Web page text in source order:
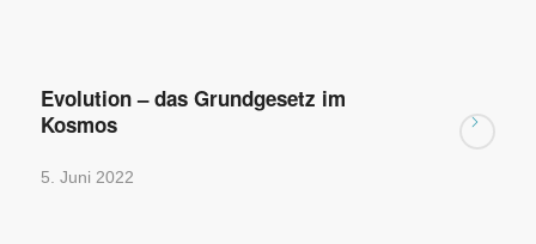
Evolution – das Grundgesetz im
Kosmos
5. Juni 2022